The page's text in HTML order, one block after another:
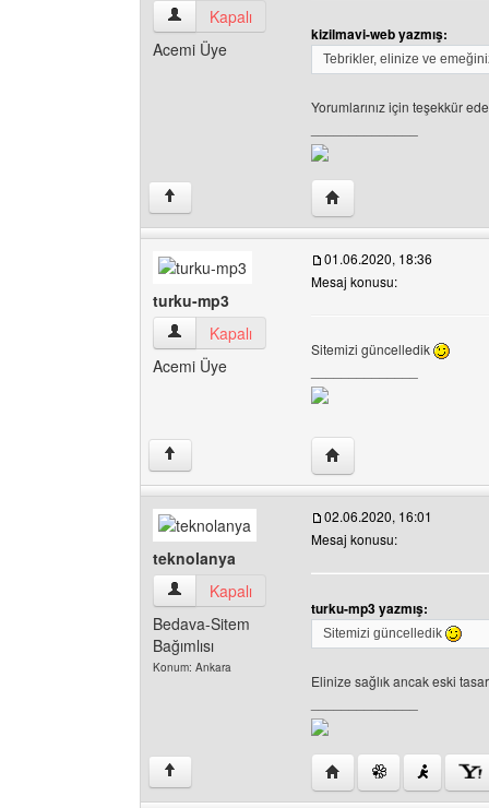
turku-mp3 Kullanıcının profilini görüntüle
Kapalı
Acemi Üye
kizilmavi-web yazmış:
Tebrikler, elinize ve
Yorumlarınız için teşekkür
↑ Yazarın web sitesini
turku-mp3
turku-mp3 Kullanıcının profilini görüntüle
Kapalı
Acemi Üye
01.06.2020, 18:36
Mesaj konusu:
Sitemizi güncelledik
↑ Yazarın web sitesini
teknolanya
teknolanya Kullanıcının profilini görüntüle
Kapalı
Bedava-Sitem
Bağımlısı
Konum: Ankara
02.06.2020, 16:01
Mesaj konusu:
turku-mp3 yazmış:
Sitemizi güncelledik
Elinize sağlık ancak eski
↑ Yazarın web sitesini